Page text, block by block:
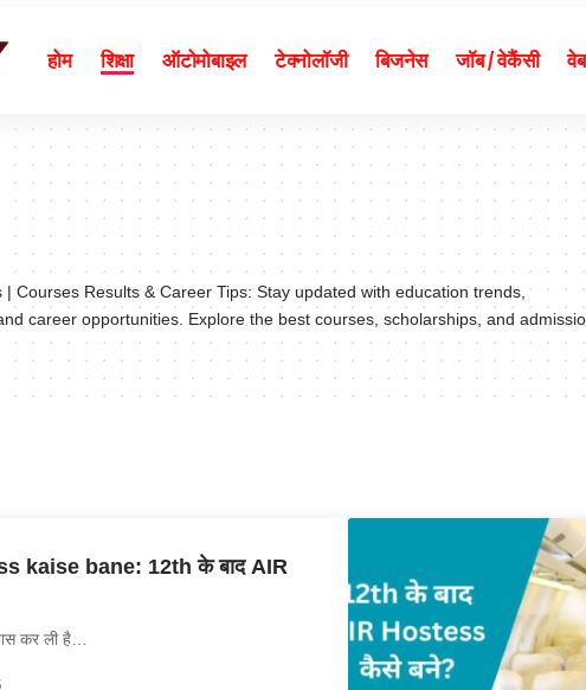
होम शिक्षा ऑटोमोबाइल टेक्नोलॉजी बिजनेस जॉब / वेकैंसी
Courses Results & Career Tips: Stay updated with education trends,
career opportunities. Explore the best courses, scholarships, and
kaise bane: 12th के बाद AIR
कर ली है…